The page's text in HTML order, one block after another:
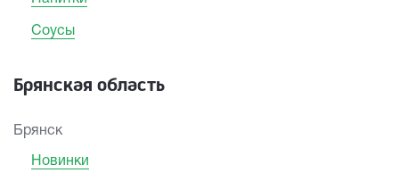
Соусы
Брянская область
Брянск
Новинки